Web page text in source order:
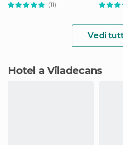
(11)
Vedi
Hotel a Viladecans